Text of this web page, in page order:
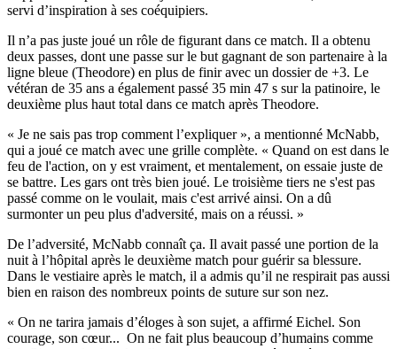
servi d’inspiration à ses coéquipiers.
Il n’a pas juste joué un rôle de figurant dans ce match. Il a obtenu
deux passes, dont une passe sur le but gagnant de son partenaire à la
ligne bleue (Theodore) en plus de finir avec un dossier de +3. Le
vétéran de 35 ans a également passé 35 min 47 s sur la patinoire, le
deuxième plus haut total dans ce match après Theodore.
« Je ne sais pas trop comment l’expliquer », a mentionné McNabb,
qui a joué ce match avec une grille complète. « Quand on est dans le
feu de l'action, on y est vraiment, et mentalement, on essaie juste de
se battre. Les gars ont très bien joué. Le troisième tiers ne s'est pas
passé comme on le voulait, mais c'est arrivé ainsi. On a dû
surmonter un peu plus d'adversité, mais on a réussi. »
De l’adversité, McNabb connaît ça. Il avait passé une portion de la
nuit à l’hôpital après le deuxième match pour guérir sa blessure.
Dans le vestiaire après le match, il a admis qu’il ne respirait pas aussi
bien en raison des nombreux points de suture sur son nez.
« On ne tarira jamais d’éloges à son sujet, a affirmé Eichel. Son
courage, son cœur... On ne fait plus beaucoup d’humains comme